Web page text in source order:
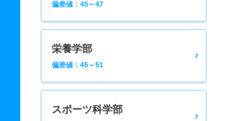
偏差値：45～47
栄養学部
偏差値：45～51
スポーツ科学部